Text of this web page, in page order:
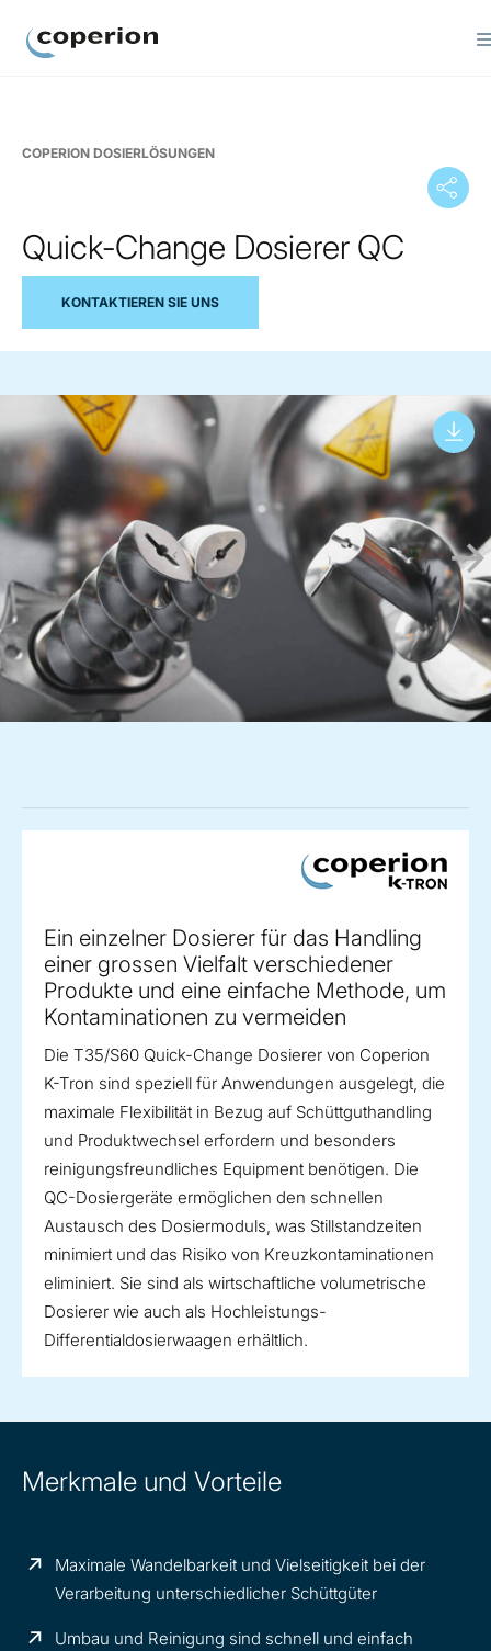
COPERION DOSIERLÖSUNGEN
Quick-Change Dosierer QC
KONTAKTIEREN SIE UNS
Ein einzelner Dosierer für das Handling
einer grossen Vielfalt verschiedener
Produkte und eine einfache Methode, um
Kontaminationen zu vermeiden
Die T35/S60 Quick-Change Dosierer von Coperion
K-Tron sind speziell für Anwendungen ausgelegt, die
maximale Flexibilität in Bezug auf Schüttguthandling
und Produktwechsel erfordern und besonders
reinigungsfreundliches Equipment benötigen. Die
QC-Dosiergeräte ermöglichen den schnellen
Austausch des Dosiermoduls, was Stillstandzeiten
minimiert und das Risiko von Kreuzkontaminationen
eliminiert. Sie sind als wirtschaftliche volumetrische
Dosierer wie auch als Hochleistungs-
Differentialdosierwaagen erhältlich.
Merkmale und Vorteile
Maximale Wandelbarkeit und Vielseitigkeit bei der
Verarbeitung unterschiedlicher Schüttgüter
Umbau und Reinigung sind schnell und einfach